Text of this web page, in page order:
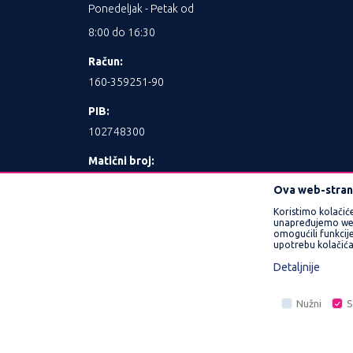
Ponedeljak - Petak od
8:00 do 16:30
Račun:
160-359251-90
PIB:
102748300
Matični broj:
Nastojimo da budemo što precizniji u
prikazani na sajtu su deo naše ponude i
Ova web-
Koristimo
unapređujemo
omogućili
upotrebu
Detaljnije
Nužni